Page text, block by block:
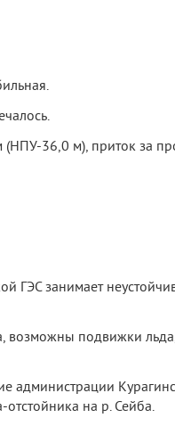
36,0 м), приток за
ГЭС занимает
возможны подвижки
администрации
на р. Сейба.